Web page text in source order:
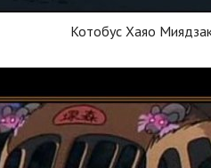
Котобус Хаяо